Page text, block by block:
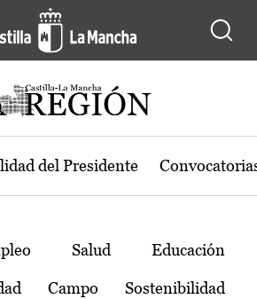
región de Castilla-La
del Presidente
Salud Educación
Campo Sostenibilidad